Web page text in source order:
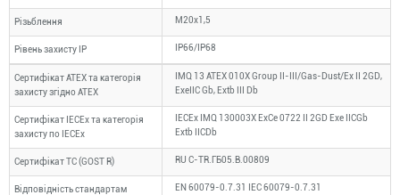
Різьблення М20х1,5
Рівень захисту IP IP66/IP68
Сертифікат ATEX та категорія
захисту згідно ATEX
IMQ 13 ATEX 010X Group II-III/Gas-Dust/Ex II 2GD,
ExeIIC Gb, Extb III Db
Сертифікат IECEx та категорія
захисту по IECEx
IECEx IMQ 130003X ExCe 0722 II 2GD Exe IICGb
Extb IICDb
Сертифікат ТС (GOST R) RU C-TR.ГБ05.B.00809
Відповідність стандартам EN 60079-0.7.31 IEC 60079-0.7.31